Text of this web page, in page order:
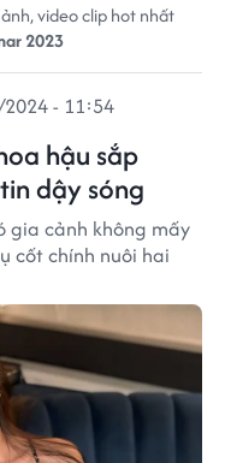
video clip hot nhất
2023
hậu sắp
dậy sóng
- 11:54
gia cảnh không mấy
cốt chính nuôi hai